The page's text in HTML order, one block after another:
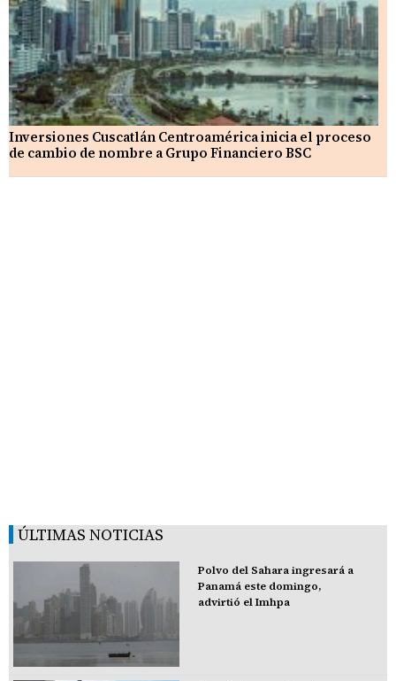
Inversiones Cuscatlán Centroamérica inicia el proceso
de cambio de nombre a Grupo Financiero BSC
ÚLTIMAS NOTICIAS
Polvo del Sahara ingresará a
Panamá este domingo,
advirtió el Imhpa